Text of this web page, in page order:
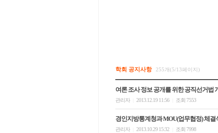
학회 공지사항 255개(5/13페이지)
여론 조사 정보 공개를 위한 공직선거법
관리자 2013.12.19 11:56 조회 7553
경인지방통계청과 MOU(업무협정) 체결
관리자 2013.10.29 15:32 조회 7998